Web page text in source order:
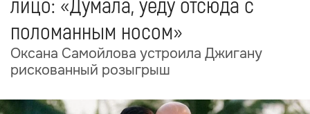
лицо: «Думала, уеду отсюда с
поломанным носом»
Оксана Самойлова устроила Джигану
рискованный розыгрыш